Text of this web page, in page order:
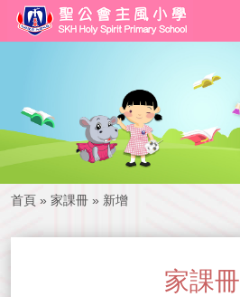
首頁 » 家課冊 » 新增
家課冊